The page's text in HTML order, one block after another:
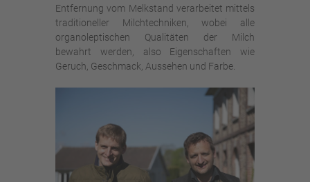
Entfernung vom Melkstand verarbeitet mittels
traditioneller Milchtechniken, wobei alle
organoleptischen Qualitäten der Milch
bewahrt werden, also Eigenschaften wie
Geruch, Geschmack, Aussehen und Farbe.